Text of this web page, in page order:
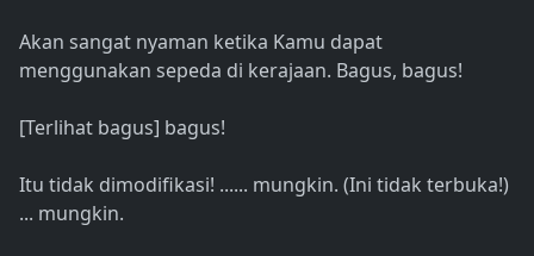
Akan sangat nyaman ketika Kamu dapat
menggunakan sepeda di kerajaan. Bagus, bagus!
[Terlihat bagus] bagus!
Itu tidak dimodifikasi! ...... mungkin. (Ini tidak terbuka!)
... mungkin.